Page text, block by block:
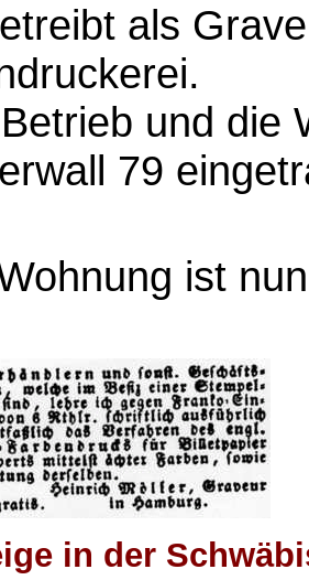
als
und die
79
ist
in der